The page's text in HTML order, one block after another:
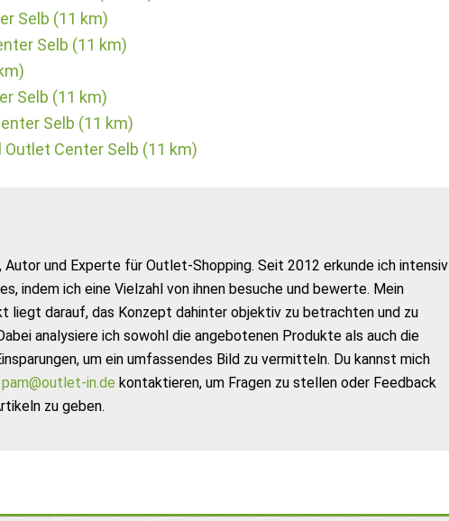
Selb (11 km)
Selb (11 km)
Selb (11 km)
Selb (11 km)
Center Selb (11 km)
Autor und Experte für Outlet-Shopping. Seit 2012 erkunde ich intensiv
indem ich eine Vielzahl von ihnen besuche und bewerte. Mein
liegt darauf, das Konzept dahinter objektiv zu betrachten und zu
analysiere ich sowohl die angebotenen Produkte als auch die
um ein umfassendes Bild zu vermitteln. Du kannst mich
pam@outlet-in.de kontaktieren, um Fragen zu stellen oder Feedback
zu geben.